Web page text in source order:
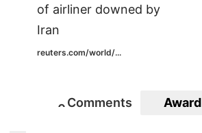
of airliner downed by
Iran
reuters.com/world/...
00
Comments Award